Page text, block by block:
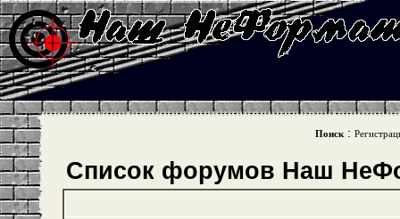
Поиск :
Список форумов Наш